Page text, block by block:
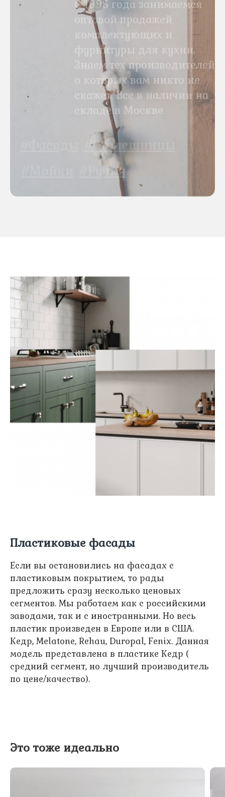
С 1995 года занимаемся
оптовой продажей
комплектующих и
фурнитуры для кухни.
Знаем тех производителей,
о которых вам никто не
скажет. Все в наличии на
складе в Москве
#Столешницы
#Ручки
Пластиковые фасады
Если вы остановились на фасадах с
пластиковым покрытием, то рады
предложить сразу несколько ценовых
сегментов. Мы работаем как с российскими
заводами, так и с иностранными. Но весь
пластик произведен в Европе или в США.
Кедр, Melatone, Rehau, Duropal, Fenix. Данная
модель представлена в пластике Кедр (
средний сегмент, но лучший производитель
по цене/качество).
Это тоже идеально